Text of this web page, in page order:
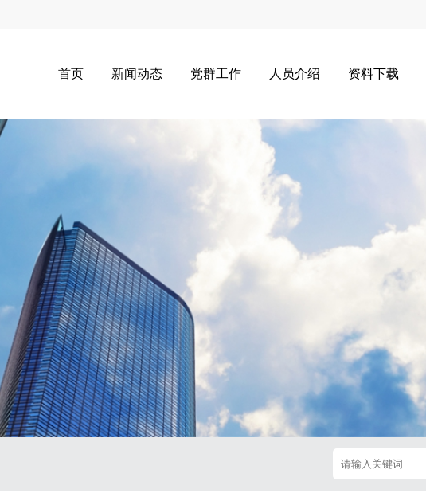
首页 新闻动态 党群工作 人员介绍 资料下载